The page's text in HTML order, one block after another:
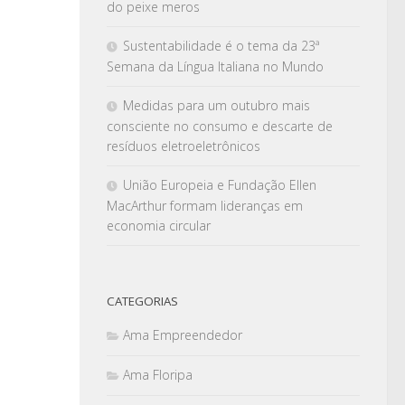
do peixe meros
Sustentabilidade é o tema da 23ª
Semana da Língua Italiana no Mundo
Medidas para um outubro mais
consciente no consumo e descarte de
resíduos eletroeletrônicos
União Europeia e Fundação Ellen
MacArthur formam lideranças em
economia circular
CATEGORIAS
Ama Empreendedor
Ama Floripa